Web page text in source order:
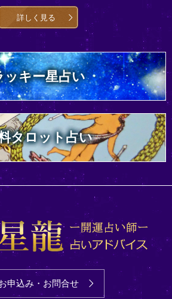
詳しく見る
ッキー星占い
タロット占い
申込み・お問合せ